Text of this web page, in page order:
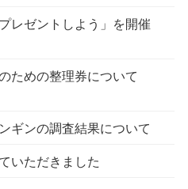
レゼントしよう」を開催
ための整理券について
ギンの調査結果について
いただきました